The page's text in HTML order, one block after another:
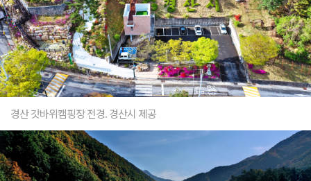
경산 갓바위캠핑장 전경. 경산시 제공